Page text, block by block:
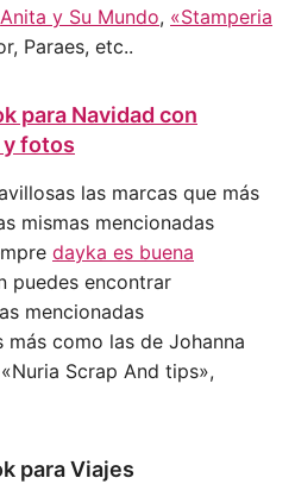
Anita y Su Mundo, «Stamperia
Paraes, etc..
para Navidad con
fotos
las marcas que más
mismas mencionadas
dayka es buena
puedes encontrar
mencionadas
como las de Johanna
Scrap And tips»,
para Viajes